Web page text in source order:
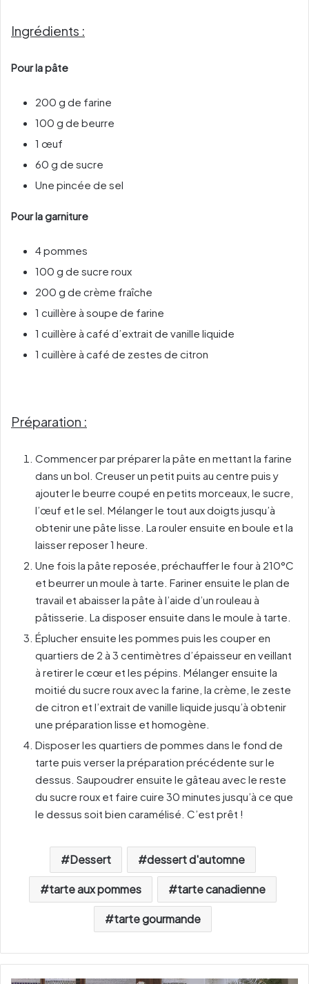
Ingrédients :
Pour la pâte
200 g de farine
100 g de beurre
1 œuf
60 g de sucre
Une pincée de sel
Pour la garniture
4 pommes
100 g de sucre roux
200 g de crème fraîche
1 cuillère à soupe de farine
1 cuillère à café d’extrait de vanille liquide
1 cuillère à café de zestes de citron
Préparation :
Commencer par préparer la pâte en mettant la farine
dans un bol. Creuser un petit puits au centre puis y
ajouter le beurre coupé en petits morceaux, le sucre,
l’œuf et le sel. Mélanger le tout aux doigts jusqu’à
obtenir une pâte lisse. La rouler ensuite en boule et la
laisser reposer 1 heure.
Une fois la pâte reposée, préchauffer le four à 210°C
et beurrer un moule à tarte. Fariner ensuite le plan de
travail et abaisser la pâte à l’aide d’un rouleau à
pâtisserie. La disposer ensuite dans le moule à tarte.
Éplucher ensuite les pommes puis les couper en
quartiers de 2 à 3 centimètres d’épaisseur en veillant
à retirer le cœur et les pépins. Mélanger ensuite la
moitié du sucre roux avec la farine, la crème, le zeste
de citron et l’extrait de vanille liquide jusqu’à obtenir
une préparation lisse et homogène.
Disposer les quartiers de pommes dans le fond de
tarte puis verser la préparation précédente sur le
dessus. Saupoudrer ensuite le gâteau avec le reste
du sucre roux et faire cuire 30 minutes jusqu’à ce que
le dessus soit bien caramélisé. C’est prêt !
Dessert dessert d'automne
tarte aux pommes tarte canadienne
tarte gourmande